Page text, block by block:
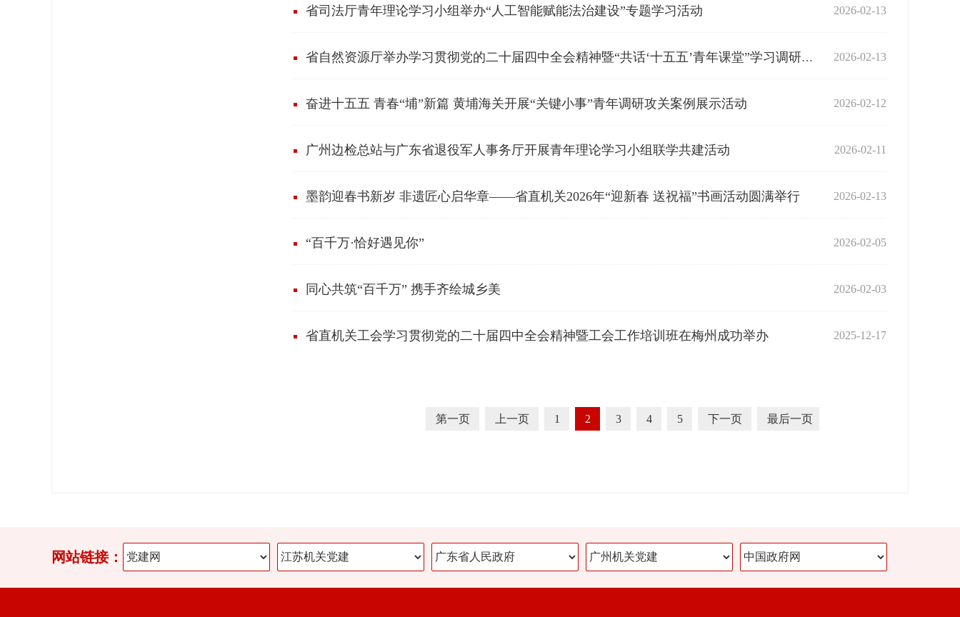
省司法厅青年理论学习小组举办“人工智能赋能法治建设”专题学习活动 2026-02-13
省自然资源厅举办学习贯彻党的二十届四中全会精神暨“共话‘十五五’青年课堂”学习调研活动 2026-02-13
奋进十五五 青春“埔”新篇 黄埔海关开展“关键小事”青年调研攻关案例展示活动 2026-02-12
广州边检总站与广东省退役军人事务厅开展青年理论学习小组联学共建活动 2026-02-11
墨韵迎春书新岁 非遗匠心启华章——省直机关2026年“迎新春 送祝福”书画活动圆满举行 2026-02-13
“百千万·恰好遇见你” 2026-02-05
同心共筑“百千万” 携手齐绘城乡美 2026-02-03
省直机关工会学习贯彻党的二十届四中全会精神暨工会工作培训班在梅州成功举办 2025-12-17
第一页 上一页 1 2 3 4 5 下一页 最后一页
网站链接：